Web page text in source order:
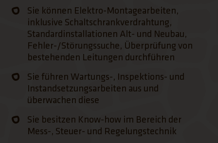
Sie können Elektro-Montagearbeiten,
inklusive Schaltschrankverdrahtung,
Standardinstallationen Alt- und Neubau,
Fehler-/Störungssuche, Überprüfung von
bestehenden Leitungen durchführen
Sie führen Wartungs-, Inspektions- und
Instandsetzungsarbeiten aus und
überwachen diese
Sie besitzen Know-how im Bereich der
Mess-, Steuer- und Regelungstechnik